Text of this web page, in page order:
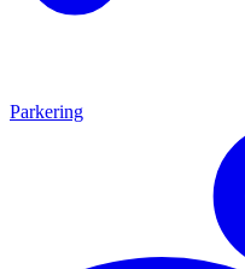
Parkering